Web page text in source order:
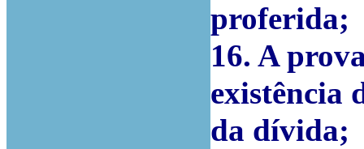
proferida;
16. A
existência
da dívida;